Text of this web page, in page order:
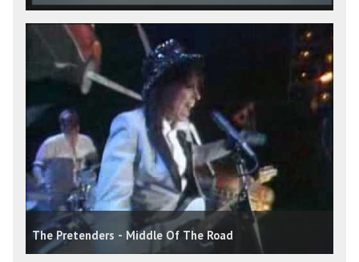
The Pretenders - Middle Of The Road